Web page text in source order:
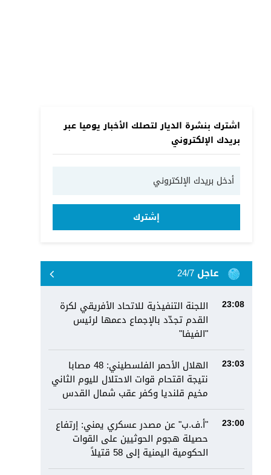
اشترك بنشرة الديار لتصلك الأخبار يوميا عبر
بريدك الإلكتروني
إشترك
عاجل 24/7
23:08
اللجنة التنفيذية للاتحاد الأفريقي لكرة
القدم تجدّد بالإجماع دعمها لرئيس
"الفيفا"
23:03
الهلال الأحمر الفلسطيني: 48 مصابا
نتيجة اقتحام قوات الاحتلال لليوم الثاني
مخيم قلنديا وكفر عقب شمال القدس
23:00
"أ.ف.ب" عن مصدر عسكري يمني: إرتفاع
حصيلة هجوم الحوثيين على القوات
الحكومية اليمنية إلى 58 قتيلاً